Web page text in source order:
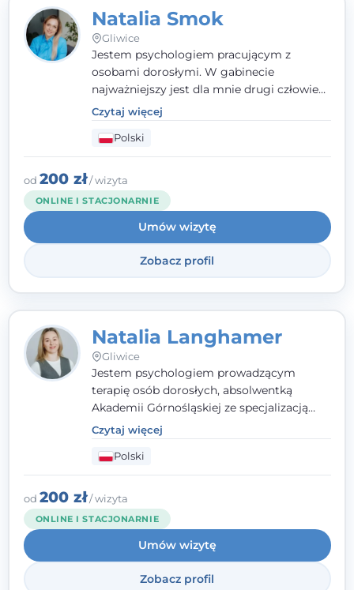
Natalia Smok
Gliwice
Jestem psychologiem pracującym z
osobami dorosłymi. W gabinecie
najważniejszy jest dla mnie drugi człowiek
- wierzę, że empatia, autentyczność i pełne
zaangażowanie tworzą bezpieczną
przestrzeń, będącą podstawą pracy nad
zmianą. W praktyce korzystam m.in. z
narzędzi Racjonalnej Terapii Zachowania.
Czytaj więcej
Polski
od 200 zł/ wizyta
ONLINE I STACJONARNIE
Umów wizytę
Zobacz profil
Natalia Langhamer
Gliwice
Jestem psychologiem prowadzącym
terapię osób dorosłych, absolwentką
Akademii Górnośląskiej ze specjalizacją
kliniczną. Oferuję konsultacje
psychologiczne i pierwszą pomoc
psychologiczną w kryzysie, przewlekłym
stresie czy obniżonym nastroju. Każde
spotkanie traktuję z szacunkiem,
uważnością i w atmosferze zaufania.
Czytaj więcej
Polski
od 200 zł/ wizyta
ONLINE I STACJONARNIE
Umów wizytę
Zobacz profil